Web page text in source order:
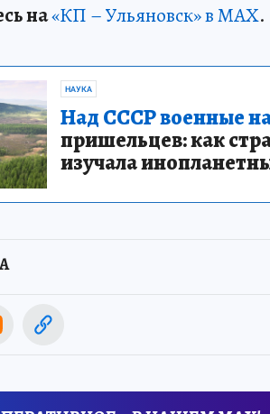
на«КП – Ульяновск» в MAX.
НАУКА
Над СССР военные
пришельцев: как
изучала